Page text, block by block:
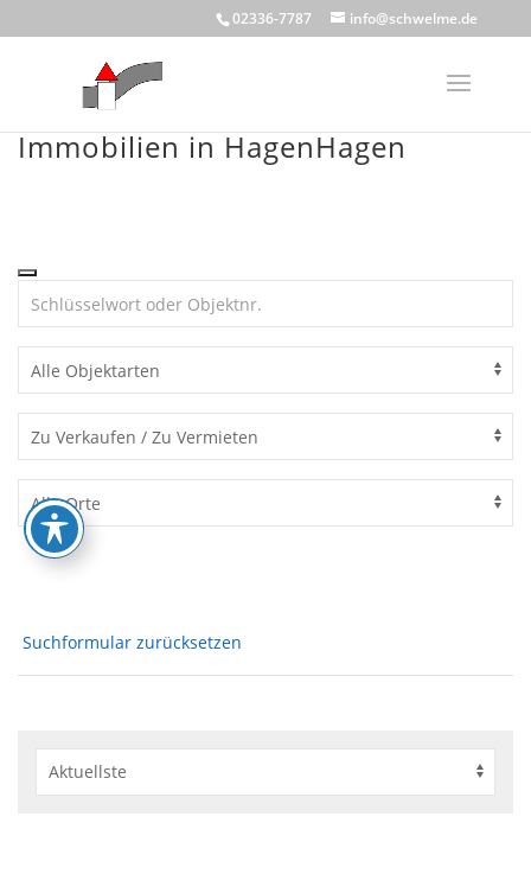
to
02336-7787 info@schwelme.de
Immobilien in HagenHagen
Suchformular zurücksetzen